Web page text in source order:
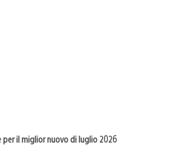
per il miglior nuovo di luglio 2026